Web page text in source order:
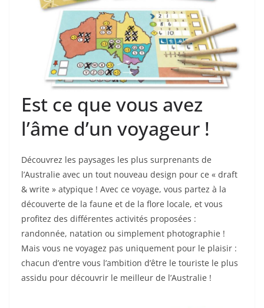
Est ce que vous avez
l’âme d’un voyageur !
Découvrez les paysages les plus surprenants de
l’Australie avec un tout nouveau design pour ce « draft
& write » atypique ! Avec ce voyage, vous partez à la
découverte de la faune et de la flore locale, et vous
profitez des différentes activités proposées :
randonnée, natation ou simplement photographie !
Mais vous ne voyagez pas uniquement pour le plaisir :
chacun d’entre vous l’ambition d’être le touriste le plus
assidu pour découvrir le meilleur de l’Australie !